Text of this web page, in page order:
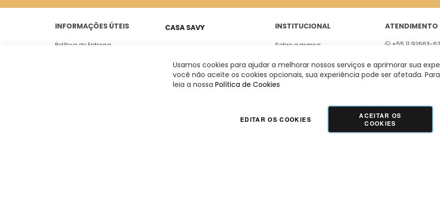
INFORMAÇÕES ÚTEIS
Política de Entrega
CASA SAVY
Jardim Paulista - São Paulo
INSTITUCIONAL
Sobre a marca
ATENDIMENTO
+55 11 92663-
GUADALUPE COMERCIO LTDA - 42.509.755/0001-66 | Tecnologia e Design:Dizy
Usamos cookies para ajudar a melhorar nossos serviços e aprimorar sua
você não aceite os cookies opcionais, sua experiência pode ser afetada.
leia a nossa Política de Cookies
ACEITAR OS
COOKIES
EDITAR OS COOKIES